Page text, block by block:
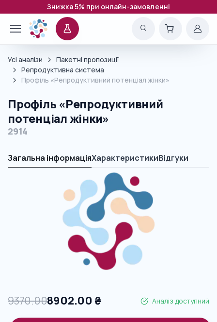
Знижка 5% при онлайн-замовленні
Усі аналізи
Пакетні пропозиції
Репродуктивна система
Профіль «Репродуктивний потенціал жінки»
Профіль «Репродуктивний
потенціал жінки»
2914
Загальна інформаціяХарактеристикиВідгуки
9370.008902.00 ₴ Аналіз доступний